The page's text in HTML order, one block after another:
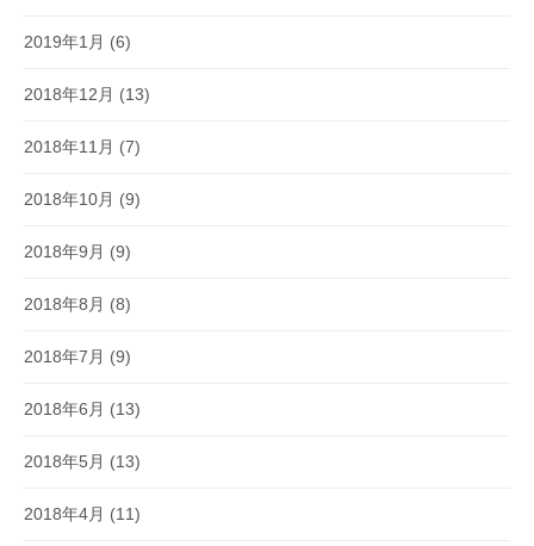
2019年1月 (6)
2018年12月 (13)
2018年11月 (7)
2018年10月 (9)
2018年9月 (9)
2018年8月 (8)
2018年7月 (9)
2018年6月 (13)
2018年5月 (13)
2018年4月 (11)